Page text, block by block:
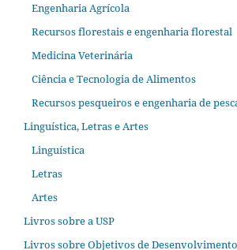
Engenharia Agrícola
Recursos florestais e engenharia florestal
Medicina Veterinária
Ciência e Tecnologia de Alimentos
Recursos pesqueiros e engenharia de
Linguística, Letras e Artes
Linguística
Letras
Artes
Livros sobre a USP
Livros sobre Objetivos de